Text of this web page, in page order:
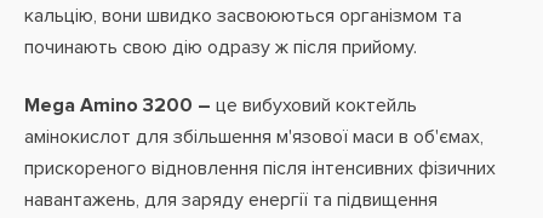
кальцію, вони швидко засвоюються організмом та
починають свою дію одразу ж після прийому.
Mega Amino 3200 – це вибуховий коктейль
амінокислот для збільшення м'язової маси в об'ємах,
прискореного відновлення після інтенсивних фізичних
навантажень, для заряду енергії та підвищення